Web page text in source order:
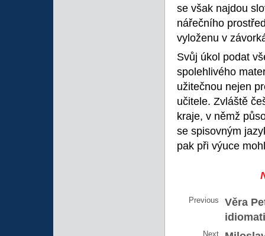
se však najdou
nářečního
vyloženu v
Svůj úkol podat
spolehlivého
užitečnou nejen
učitele. Zvláště
kraje, v němž
se spisovným
pak při výuce
Previous
Věra
Next